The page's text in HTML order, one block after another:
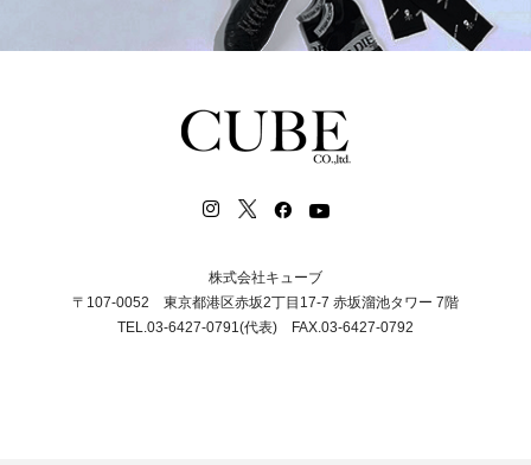
株式会社キューブ
〒107-0052 東京都港区赤坂2丁目17-7 赤坂溜池タワー 7階
TEL.03-6427-0791(代表) FAX.03-6427-0792